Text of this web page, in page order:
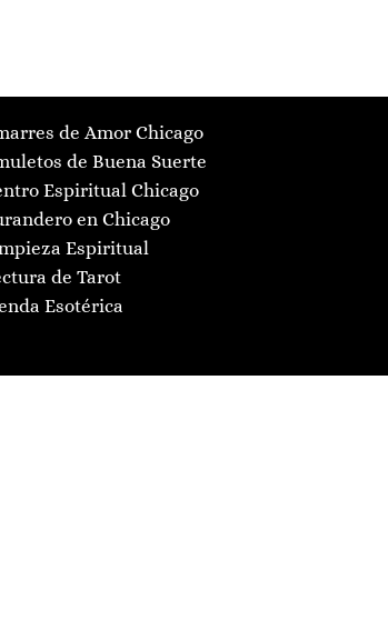
de Amor Chicago
de Buena Suerte
Espiritual Chicago
en Chicago
Espiritual
de Tarot
Esotérica